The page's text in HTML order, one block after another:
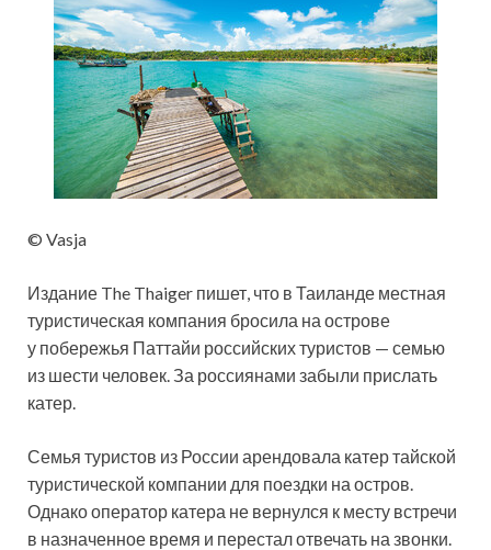
© Vasja
Издание The Thaiger пишет, что в Таиланде местная
туристическая компания бросила на острове
у побережья Паттайи российских туристов — семью
из шести человек. За россиянами забыли прислать
катер.
Семья туристов из России арендовала катер тайской
туристической компании для поездки на остров.
Однако оператор катера не вернулся к месту встречи
в назначенное время и перестал отвечать на звонки.